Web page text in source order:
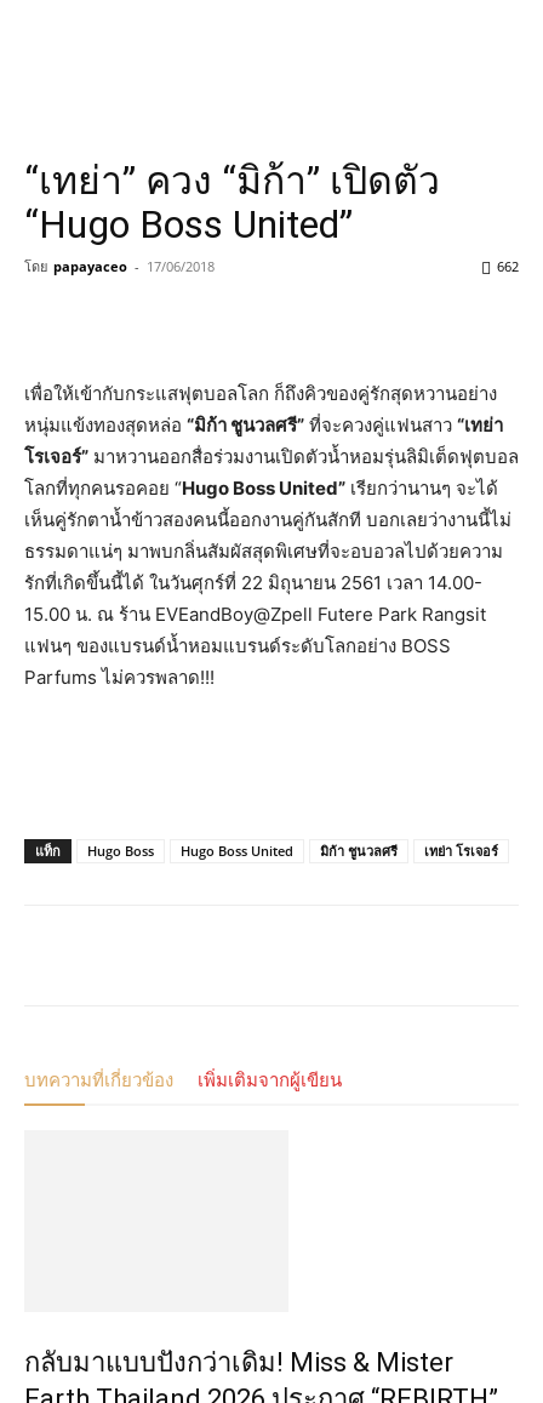
“เทย่า” ควง “มิก้า” เปิดตัว
“Hugo Boss United”
โดย papayaceo - 17/06/2018 662
เพื่อให้เข้ากับกระแสฟุตบอลโลก ก็ถึงคิวของคู่รักสุดหวานอย่าง
หนุ่มแข้งทองสุดหล่อ “มิก้า ชูนวลศรี” ที่จะควงคู่แฟนสาว “เทย่า
โรเจอร์” มาหวานออกสื่อร่วมงานเปิดตัวน้ำหอมรุ่นลิมิเต็ดฟุตบอล
โลกที่ทุกคนรอคอย “Hugo Boss United” เรียกว่านานๆ จะได้
เห็นคู่รักตาน้ำข้าวสองคนนี้ออกงานคู่กันสักที บอกเลยว่างานนี้ไม่
ธรรมดาแน่ๆ มาพบกลิ่นสัมผัสสุดพิเศษที่จะอบอวลไปด้วยความ
รักที่เกิดขึ้นนี้ได้ ในวันศุกร์ที่ 22 มิถุนายน 2561 เวลา 14.00-
15.00 น. ณ ร้าน EVEandBoy@Zpell Futere Park Rangsit
แฟนๆ ของแบรนด์น้ำหอมแบรนด์ระดับโลกอย่าง BOSS
Parfums ไม่ควรพลาด!!!
แท็ก Hugo Boss Hugo Boss United มิก้า ชูนวลศรี เทย่า โรเจอร์
บทความที่เกี่ยวข้อง เพิ่มเติมจากผู้เขียน
กลับมาแบบปังกว่าเดิม! Miss & Mister